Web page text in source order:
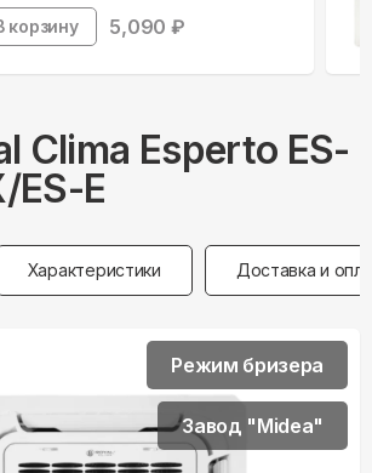
корзину 5,090 ₽
Clima Esperto ES-
ES-E
Характеристики Доставка и
Режим бризера
Завод "Midea"